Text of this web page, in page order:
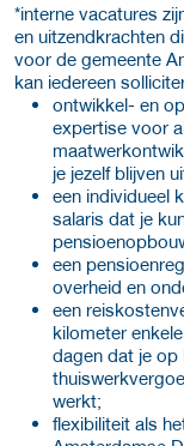
*interne vacatures
en uitzendkrachten
voor de gemeente
kan iedereen
ontwikkel- en
expertise voor
je jezelf blijven
een individueel
salaris dat je
een
overheid en
een
kilometer
dagen dat je
werkt;
flexibiliteit als